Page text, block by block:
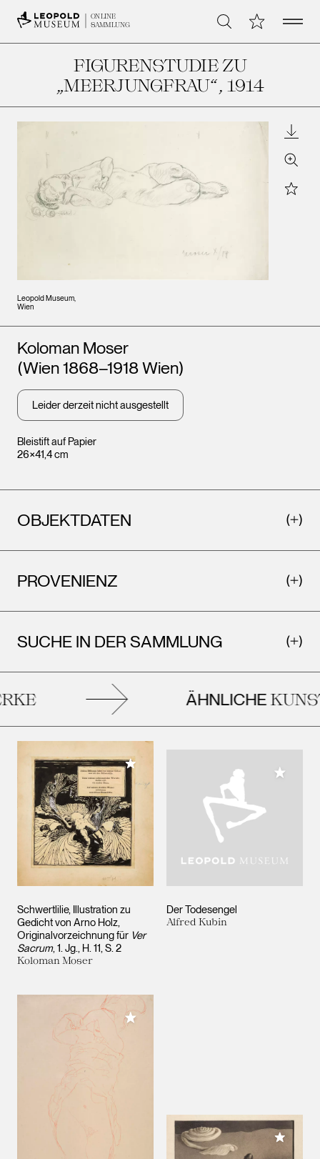
ONLINE
SAMMLUNG
Suche Meine Open
FIGURENSTUDIE ZU
„MEERJUNGFRAU“, 1914
Leopold Museum,
Wien
Zoom
Star
Bleistift auf Papier
26×41,4 cm
Künstler*innen
Koloman Moser
(Wien 1868–1918 Wien)
Leider derzeit nicht ausgestellt
OBJEKTDATEN
PROVENIENZ
SUCHE IN DER SAMMLUNG
ÄHNLICHE
Schwertlilie, Illustration zu
Gedicht von Arno Holz,
Originalvorzeichnung für Ver
Sacrum, 1. Jg., H. 11, S. 2
Koloman Moser
Meiner Sammlung hinzufügen
Der Todesengel
Alfred Kubin
Meiner
Meiner Sammlung hinzufügen
Meiner